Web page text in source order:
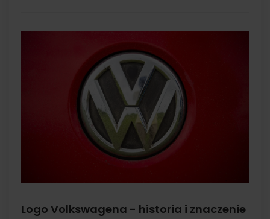
Logo Volkswagena - historia i znaczenie